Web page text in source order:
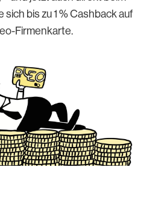
sich bis zu 1 % Cashback auf
Firmenkarte.